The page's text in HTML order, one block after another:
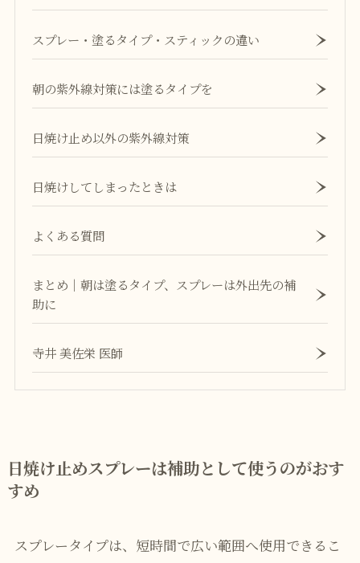
スプレー・塗るタイプ・スティックの違い
朝の紫外線対策には塗るタイプを
日焼け止め以外の紫外線対策
日焼けしてしまったときは
よくある質問
まとめ｜朝は塗るタイプ、スプレーは外出先の補
助に
寺井 美佐栄 医師
日焼け止めスプレーは補助として使うのがおす
すめ
スプレータイプは、短時間で広い範囲へ使用できるこ